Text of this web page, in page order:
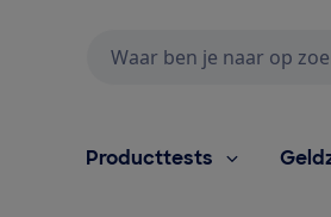
Producttests